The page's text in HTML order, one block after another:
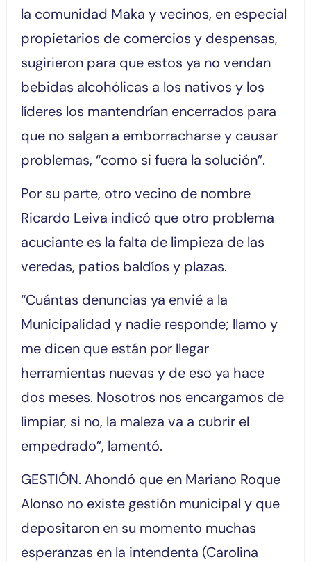
la comunidad Maka y vecinos, en especial
propietarios de comercios y despensas,
sugirieron para que estos ya no vendan
bebidas alcohólicas a los nativos y los
líderes los mantendrían encerrados para
que no salgan a emborracharse y causar
problemas, “como si fuera la solución”.
Por su parte, otro vecino de nombre
Ricardo Leiva indicó que otro problema
acuciante es la falta de limpieza de las
veredas, patios baldíos y plazas.
“Cuántas denuncias ya envié a la
Municipalidad y nadie responde; llamo y
me dicen que están por llegar
herramientas nuevas y de eso ya hace
dos meses. Nosotros nos encargamos de
limpiar, si no, la maleza va a cubrir el
empedrado”, lamentó.
GESTIÓN. Ahondó que en Mariano Roque
Alonso no existe gestión municipal y que
depositaron en su momento muchas
esperanzas en la intendenta (Carolina